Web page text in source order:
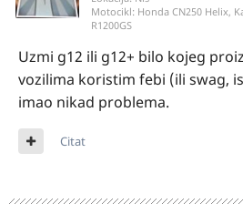
Motocikl: Honda CN250 Helix,
R1200GS
Uzmi g12 ili g12+ bilo kojeg
vozilima koristim febi (ili swag,
imao nikad problema.
Citat